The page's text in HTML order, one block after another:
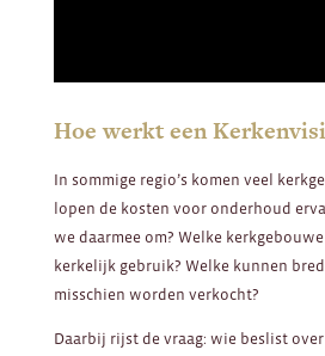
Hoe werkt een
In sommige regio’s komen veel
lopen de kosten voor onderhoud
we daarmee om? Welke
kerkelijk gebruik? Welke kunnen
misschien worden verkocht?
Daarbij rijst de vraag: wie beslist